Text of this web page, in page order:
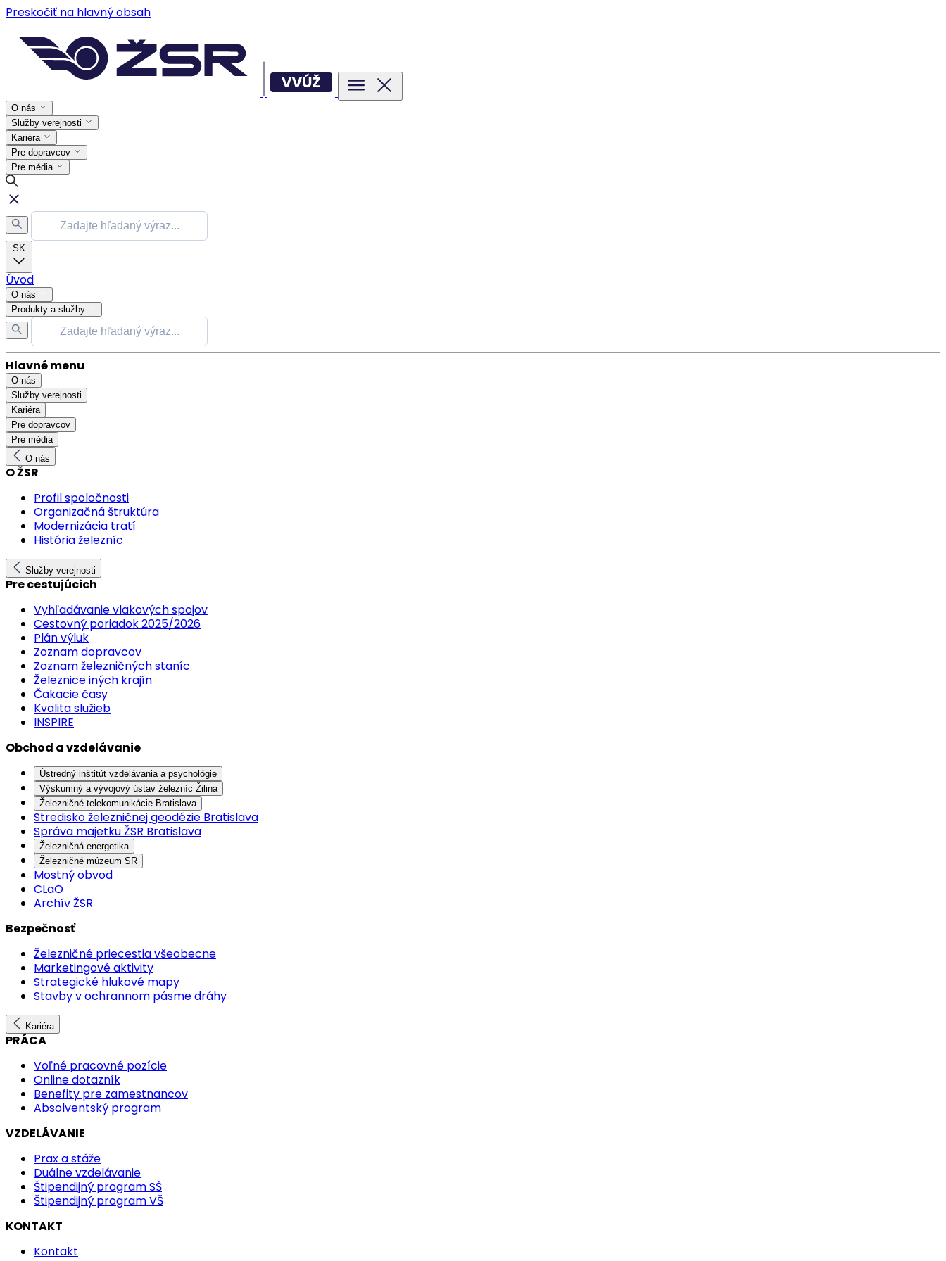
Preskočiť na hlavný obsah
O nás
Služby verejnosti
Kariéra
Pre dopravcov
Pre média
SK
Úvod
O nás
Produkty a služby
Hlavné menu
O nás
Služby verejnosti
Kariéra
Pre dopravcov
Pre média
O nás
O ŽSR
Profil spoločnosti
Organizačná štruktúra
Modernizácia tratí
História železníc
Služby verejnosti
Pre cestujúcich
Vyhľadávanie vlakových spojov
Cestovný poriadok 2025/2026
Plán výluk
Zoznam dopravcov
Zoznam železničných staníc
Železnice iných krajín
Čakacie časy
Kvalita služieb
INSPIRE
Obchod a vzdelávanie
Ústredný inštitút vzdelávania a psychológie
Výskumný a vývojový ústav železníc Žilina
Železničné telekomunikácie Bratislava
Stredisko železničnej geodézie Bratislava
Správa majetku ŽSR Bratislava
Železničná energetika
Železničné múzeum SR
Mostný obvod
CLaO
Archív ŽSR
Bezpečnosť
Železničné priecestia všeobecne
Marketingové aktivity
Strategické hlukové mapy
Stavby v ochrannom pásme dráhy
Kariéra
PRÁCA
Voľné pracovné pozície
Online dotazník
Benefity pre zamestnancov
Absolventský program
VZDELÁVANIE
Prax a stáže
Duálne vzdelávanie
Štipendijný program SŠ
Štipendijný program VŠ
KONTAKT
Kontakt